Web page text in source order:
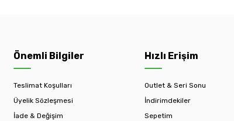
Önemli Bilgiler
Teslimat Koşulları
Üyelik Sözleşmesi
İade & Değişim
Hızlı Erişim
Outlet & Seri Sonu
İndirimdekiler
Sepetim